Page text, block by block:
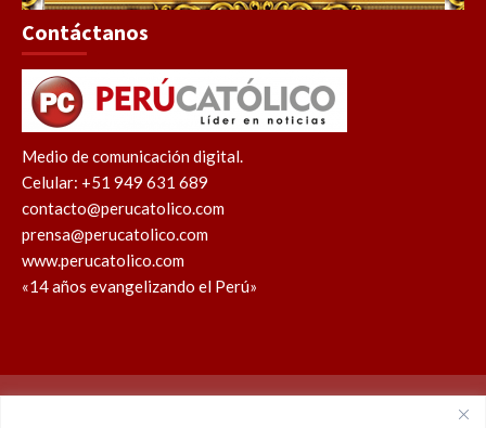
Contáctanos
Medio de comunicación digital.
Celular: +51 949 631 689
contacto@perucatolico.com
prensa@perucatolico.com
www.perucatolico.com
«14 años evangelizando el Perú»